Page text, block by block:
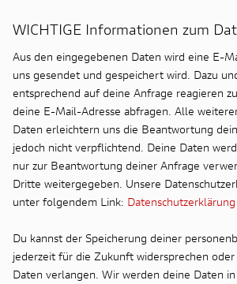
WICHTIGE Informationen zum
Aus den eingegebenen Daten wird eine E-
uns gesendet und gespeichert wird. Dazu
entsprechend auf deine Anfrage reagieren
deine E-Mail-Adresse abfragen. Alle
Daten erleichtern uns die Beantwortung
jedoch nicht verpflichtend. Deine Daten
nur zur Beantwortung deiner Anfrage
Dritte weitergegeben. Unsere
unter folgendem Link: Datenschutzerklärung
Du kannst der Speicherung deiner
jederzeit für die Zukunft widersprechen
Daten verlangen. Wir werden deine Daten